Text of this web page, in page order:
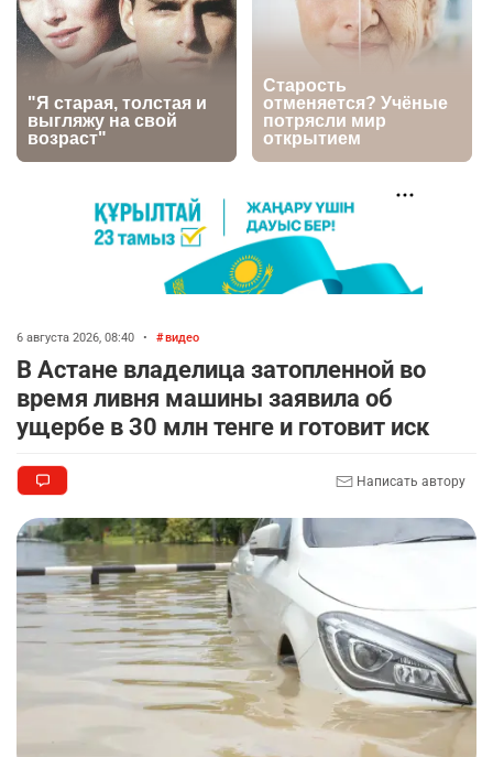
қаһарманы Ивана Гапича
2690 2 42
6
🇫🇷 Клуб ПСЖ объявил об открытии своей
футбольной академии в Астане
🚗 Казахстанцев убедили оформить
автокредиты за вознаграждение
2679 0 11
2343 1
9
🤔 "Буллинг никуда не исчез". Что показала
экспертная оценка госпрограммы "ДосболLike"
2315 2 14
10
🐏 Скота больше, а мясо дороже. Почему в
баранину и конину
2539 5 17
6 августа 2026, 08:40 • видео
В Астане владелица затопленной во
время ливня машины заявила об
ущербе в 30 млн тенге и готовит иск
Написать автору